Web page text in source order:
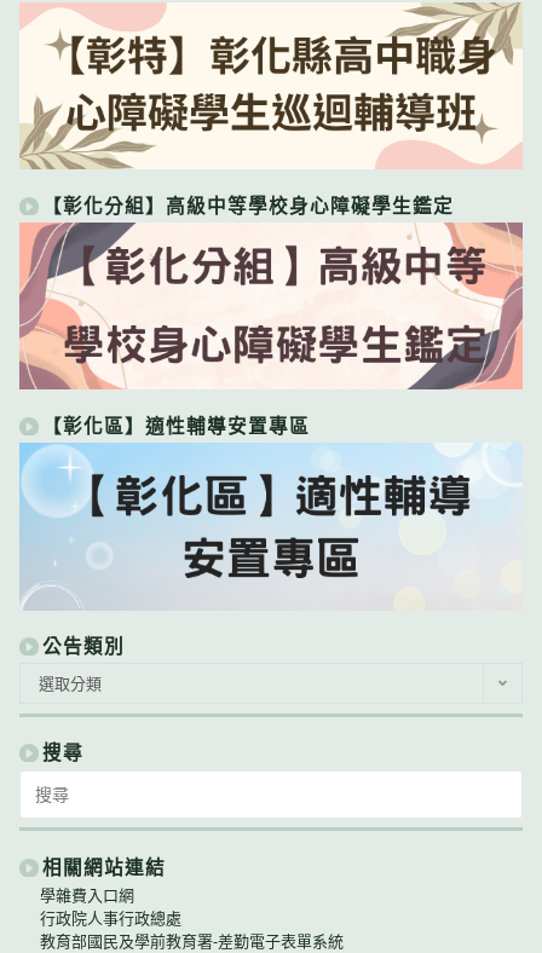
【彰化分組】高級中等學校身心障礙學生鑑定
【彰化區】適性輔導安置專區
公告類別
類
別
選取分類
搜尋
for:
相關網站連結
學雜費入口網
行政院人事行政總處
教育部國民及學前教育署-差勤電子表單系統